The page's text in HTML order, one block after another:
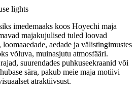
imedemaaks koos Hoyechi maja
majakujulised tuled loovad
aedade ja välistingimustes
võluva, muinasjutu atmosfääri.
suurendades puhkuseekraanid või
sära, pakub meie maja motiivi
atraktiivsust.